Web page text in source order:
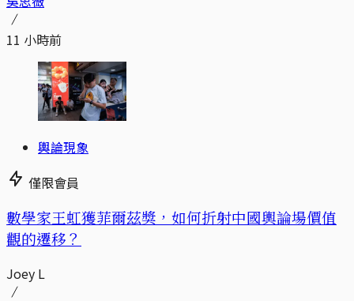
11 小時前
輿論現象
僅限會員
數學家王虹獲菲爾茲獎，如何折射中國輿論場價值
觀的遷移？
Joey L